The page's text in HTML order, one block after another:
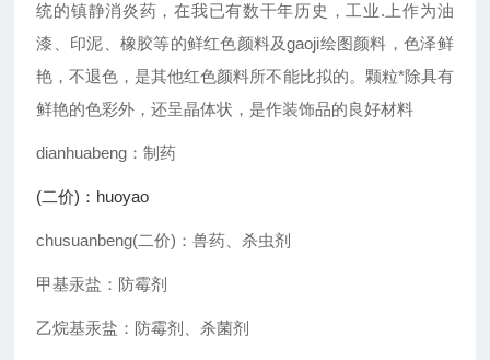
统的镇静消炎药，在我已有数干年历史，工业.上作为油
漆、印泥、橡胶等的鲜红色颜料及gaoji绘图颜料，色泽鲜
艳，不退色，是其他红色颜料所不能比拟的。颗粒*除具有
鲜艳的色彩外，还呈晶体状，是作装饰品的良好材料
dianhuabeng：制药
(二价)：huoyao
chusuanbeng(二价)：兽药、杀虫剂
甲基汞盐：防霉剂
乙烷基汞盐：防霉剂、杀菌剂